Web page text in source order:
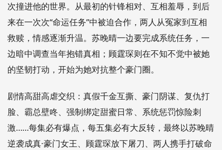
次撞进他的世界。从最初的针锋相对、互相羞辱，到后
来在一次次“命运任务”中被迫合作，两人从冤家到互相
救赎，情感逐渐升温。苏晚晴一边要完成系统任务，一
边暗中调查当年抱错真相；顾霆琛则在不知不觉中被她
的坚韧打动，开始为她对抗整个豪门圈。
剧情高甜高虐交织：真假千金互撕、豪门阴谋、复仇打
脸、霸总壁咚、强制绑定甜蜜日常、系统惩罚惊险刺
激……每集必有爆点，每五集必有大反转，最终以苏晚晴
逆袭成真·豪门女王、顾霆琛放下屠刀、两人携手打破命